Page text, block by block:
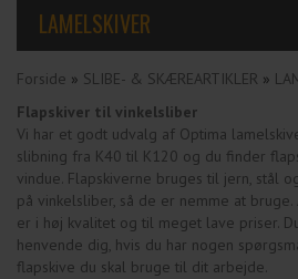
LAMELSKIVER
Forside » SLIBE- & SKÆREARTIKLER »
Flapskiver til vinkelsliber
Vi har et godt udvalg af Optima
slibning fra K40 til K120 og du finder
vindue. Flapskiverne bruges til jern, stål
på vinkelsliber, så de er nemme at
er i høj kvalitet og til meget lave priser.
henvende dig, hvis du har nogen
flapskive du skal bruge til dit arbejde.